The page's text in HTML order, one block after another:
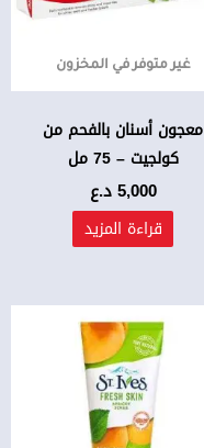
غير متوفر في المخزون
معجون أسنان بالفحم من
كولجيت – 75 مل
5,000د.ع
قراءة المزيد